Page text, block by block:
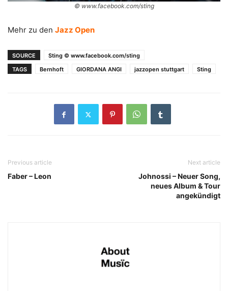
© www.facebook.com/sting
Mehr zu den Jazz Open
SOURCE
Sting © www.facebook.com/sting
TAGS
Bernhoft GIORDANA ANGI jazzopen stuttgart Sting
Previous article
Faber – Leon
Next article
Johnossi – Neuer Song,
neues Album & Tour
angekündigt